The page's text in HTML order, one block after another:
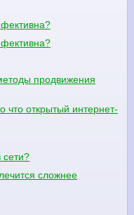
продвижения
что открытый интернет-
сети?
сложнее